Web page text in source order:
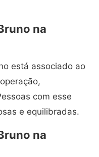
na
está associado ao
com esse
e equilibradas.
na